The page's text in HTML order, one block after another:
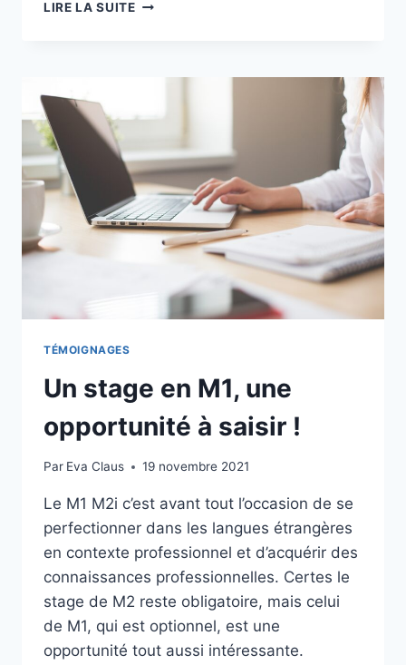
LIRE LA SUITE
DÉCROCHER
STAGE
!
TÉMOIGNAGES
Un stage en M1, une
opportunité à saisir !
Par Eva Claus 19 novembre 2021
Le M1 M2i c’est avant tout l’occasion de se
perfectionner dans les langues étrangères
en contexte professionnel et d’acquérir des
connaissances professionnelles. Certes le
stage de M2 reste obligatoire, mais celui
de M1, qui est optionnel, est une
opportunité tout aussi intéressante.